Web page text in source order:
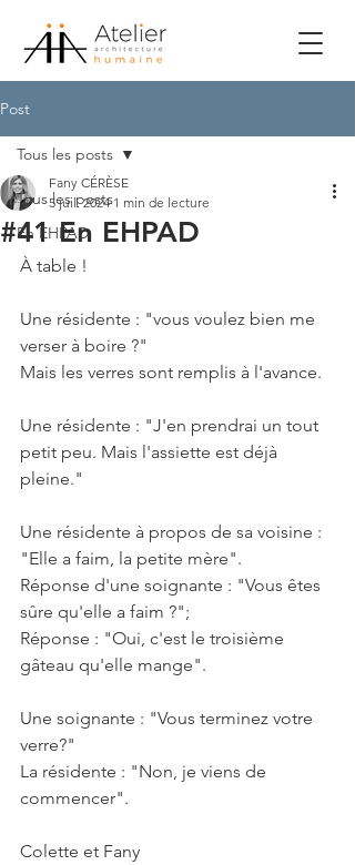
Post
Tous les posts
En EHPAD
Tous les posts
#41 En EHPAD
Fany CÉRÈSE
5 juil. 2024 1 min de lecture
À table !
Une résidente : "vous voulez bien me
verser à boire ?"
Mais les verres sont remplis à l'avance.
Une résidente : "J'en prendrai un tout
petit peu. Mais l'assiette est déjà
pleine."
Une résidente à propos de sa voisine :
"Elle a faim, la petite mère".
Réponse d'une soignante : "Vous êtes
sûre qu'elle a faim ?";
Réponse : "Oui, c'est le troisième
gâteau qu'elle mange".
Une soignante : "Vous terminez votre
verre?"
La résidente : "Non, je viens de
commencer".
Colette et Fany